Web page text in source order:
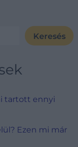
Keresés
tartott ennyi
Ezen mi már